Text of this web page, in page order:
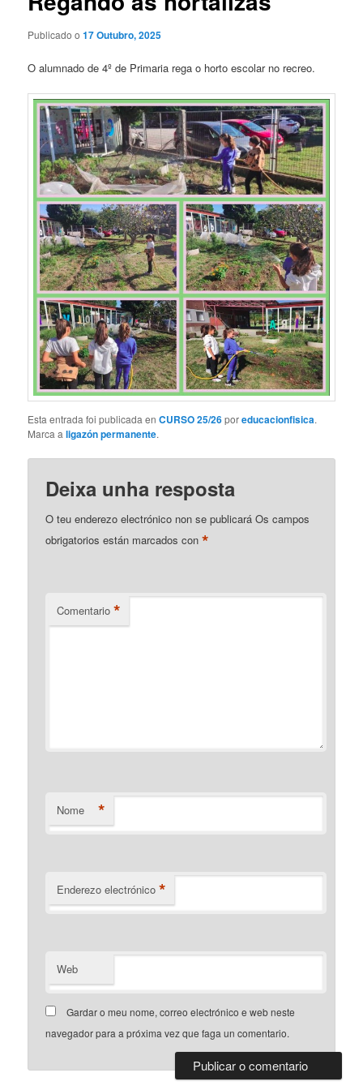
Publicado o17 Outubro, 2025
O alumnado de 4º de Primaria rega o horto escolar no recreo.
Esta entrada foi publicada enCURSO 25/26poreducacionfisica.
Marca aligazón permanente.
Deixa unha resposta
O teu enderezo electrónico non se publicará Os campos
obrigatorios están marcados con*
Comentario *
Nome *
Enderezo electrónico *
Web
Gardar o meu nome, correo electrónico e web neste
navegador para a próxima vez que faga un comentario.